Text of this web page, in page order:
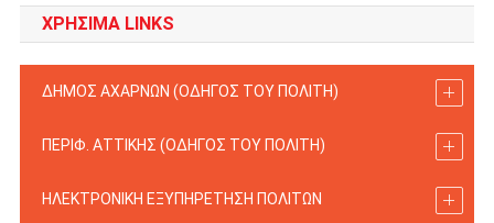
ΧΡΗΣΙΜΑ LINKS
ΔΗΜΟΣ ΑΧΑΡΝΩΝ (ΟΔΗΓΟΣ TOY ΠΟΛΙΤΗ)
ΠΕΡΙΦ. ΑΤΤΙΚΗΣ (ΟΔΗΓΟΣ TOY ΠΟΛΙΤΗ)
ΗΛΕΚΤΡΟΝΙΚΗ ΕΞΥΠΗΡΕΤΗΣΗ ΠΟΛΙΤΩΝ